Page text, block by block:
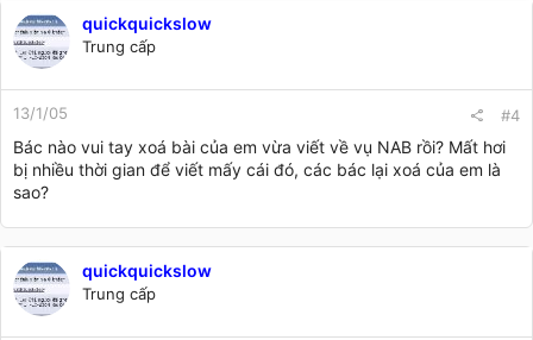
quickquickslow
Trung cấp
13/1/05 #4
Bác nào vui tay xoá bài của em vừa viết về vụ NAB rồi? Mất hơi
bị nhiều thời gian để viết mấy cái đó, các bác lại xoá của em là
sao?
quickquickslow
Trung cấp